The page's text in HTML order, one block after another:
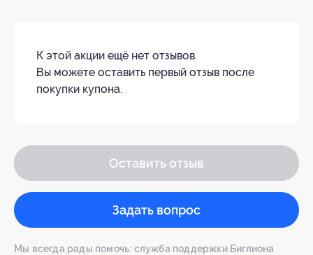
К этой акции ещё нет отзывов.
Вы можете оставить первый отзыв после
покупки купона.
Оставить отзыв
Задать вопрос
Мы всегда рады помочь: служба поддержки Биглиона